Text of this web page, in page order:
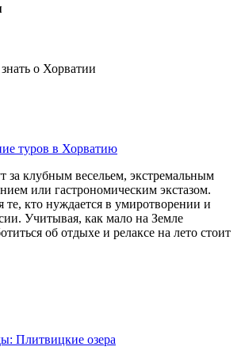
o Хорватии
туров в Хорватию
за клубным весельем, экстремальным
или гастрономическим экстазом.
те, кто нуждается в умиротворении и
Учитывая, как мало на Земле
об отдыхе и релаксе на лето стоит
Плитвицкие озера